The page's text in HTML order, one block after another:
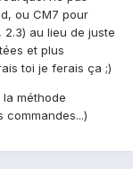
ou CM7 pour
au lieu de juste
et plus
toi je ferais ça ;)
méthode